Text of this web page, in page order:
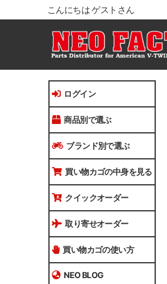
こんにちは ゲストさん
ログイン
商品別で選ぶ
ブランド別で選ぶ
買い物カゴの中身を見る
クイックオーダー
取り寄せオーダー
買い物カゴの使い方
NEO BLOG